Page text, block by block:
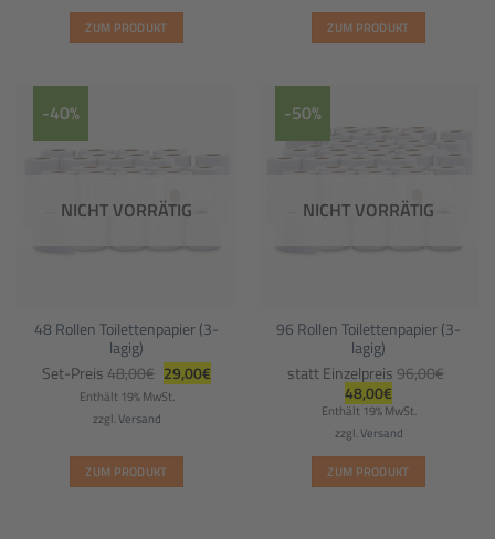
ZUM PRODUKT ZUM PRODUKT
-40%
NICHT VORRÄTIG
48 Rollen Toilettenpapier (3-
lagig)
Set-Preis 48,00€ Ursprünglicher
Preis
war:
29,00€Aktueller
Preis
Enthält 19% MwSt.
zzgl.Versand
ZUM PRODUKT
-50%
NICHT VORRÄTIG
96 Rollen Toilettenpapier (3-
lagig)
statt Einzelpreis 96,00€
Ursprünglicher
Preis
war:
96,00€
48,00€
Preis
ist:
48,00€.
Enthält 19% MwSt.
zzgl.Versand
ZUM PRODUKT